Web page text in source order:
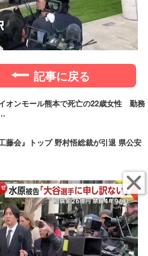
記事に戻る
オンモール熊本で死亡の22歳女性 勤務
藤会』トップ 野村悟総裁が引退 県公安